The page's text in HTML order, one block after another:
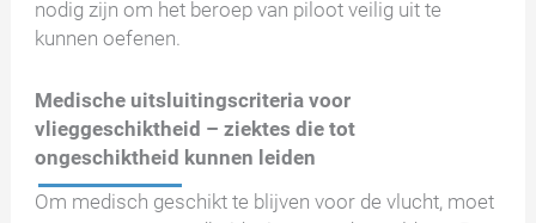
nodig zijn om het beroep van piloot veilig uit te
kunnen oefenen.
Medische uitsluitingscriteria voor
vlieggeschiktheid – ziektes die tot
ongeschiktheid kunnen leiden
Om medisch geschikt te blijven voor de vlucht, moet